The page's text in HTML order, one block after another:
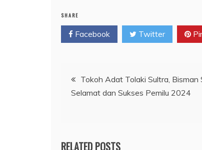
SHARE
Facebook Twitter
Navigasi
pos
Tokoh Adat Tolaki Sultra, Bisman
Selamat dan Sukses Pemilu 2024
RELATED POSTS